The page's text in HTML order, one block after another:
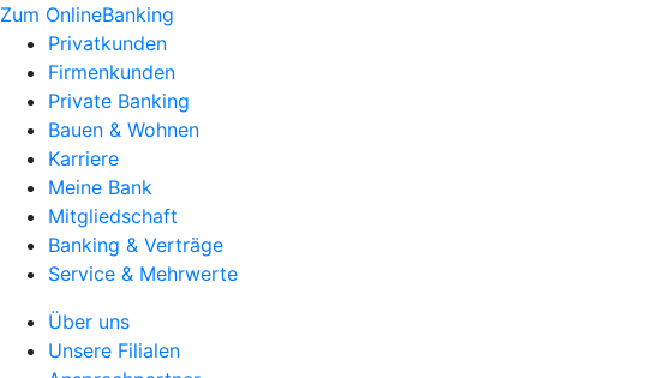
Zum OnlineBanking
Privatkunden
Firmenkunden
Private Banking
Bauen & Wohnen
Karriere
Meine Bank
Mitgliedschaft
Banking & Verträge
Service & Mehrwerte
Über uns
Unsere Filialen